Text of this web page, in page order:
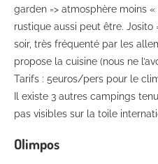
garden => atmosphère moins
rustique aussi peut être.
soir, très fréquenté par les
propose la cuisine (nous ne
Tarifs : 5euros/pers pour le
Il existe 3 autres campings
pas visibles sur la toile
Olimpos